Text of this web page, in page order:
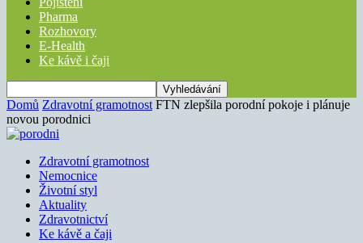
Pharma
Rozhovory
E-Health
Ke kávě i čaji
Domů Zdravotní gramotnost FTN zlepšila porodní pokoje i plánuje
novou porodnici
Zdravotní gramotnost
Nemocnice
Životní styl
Aktuality
Zdravotnictví
Ke kávě a čaji